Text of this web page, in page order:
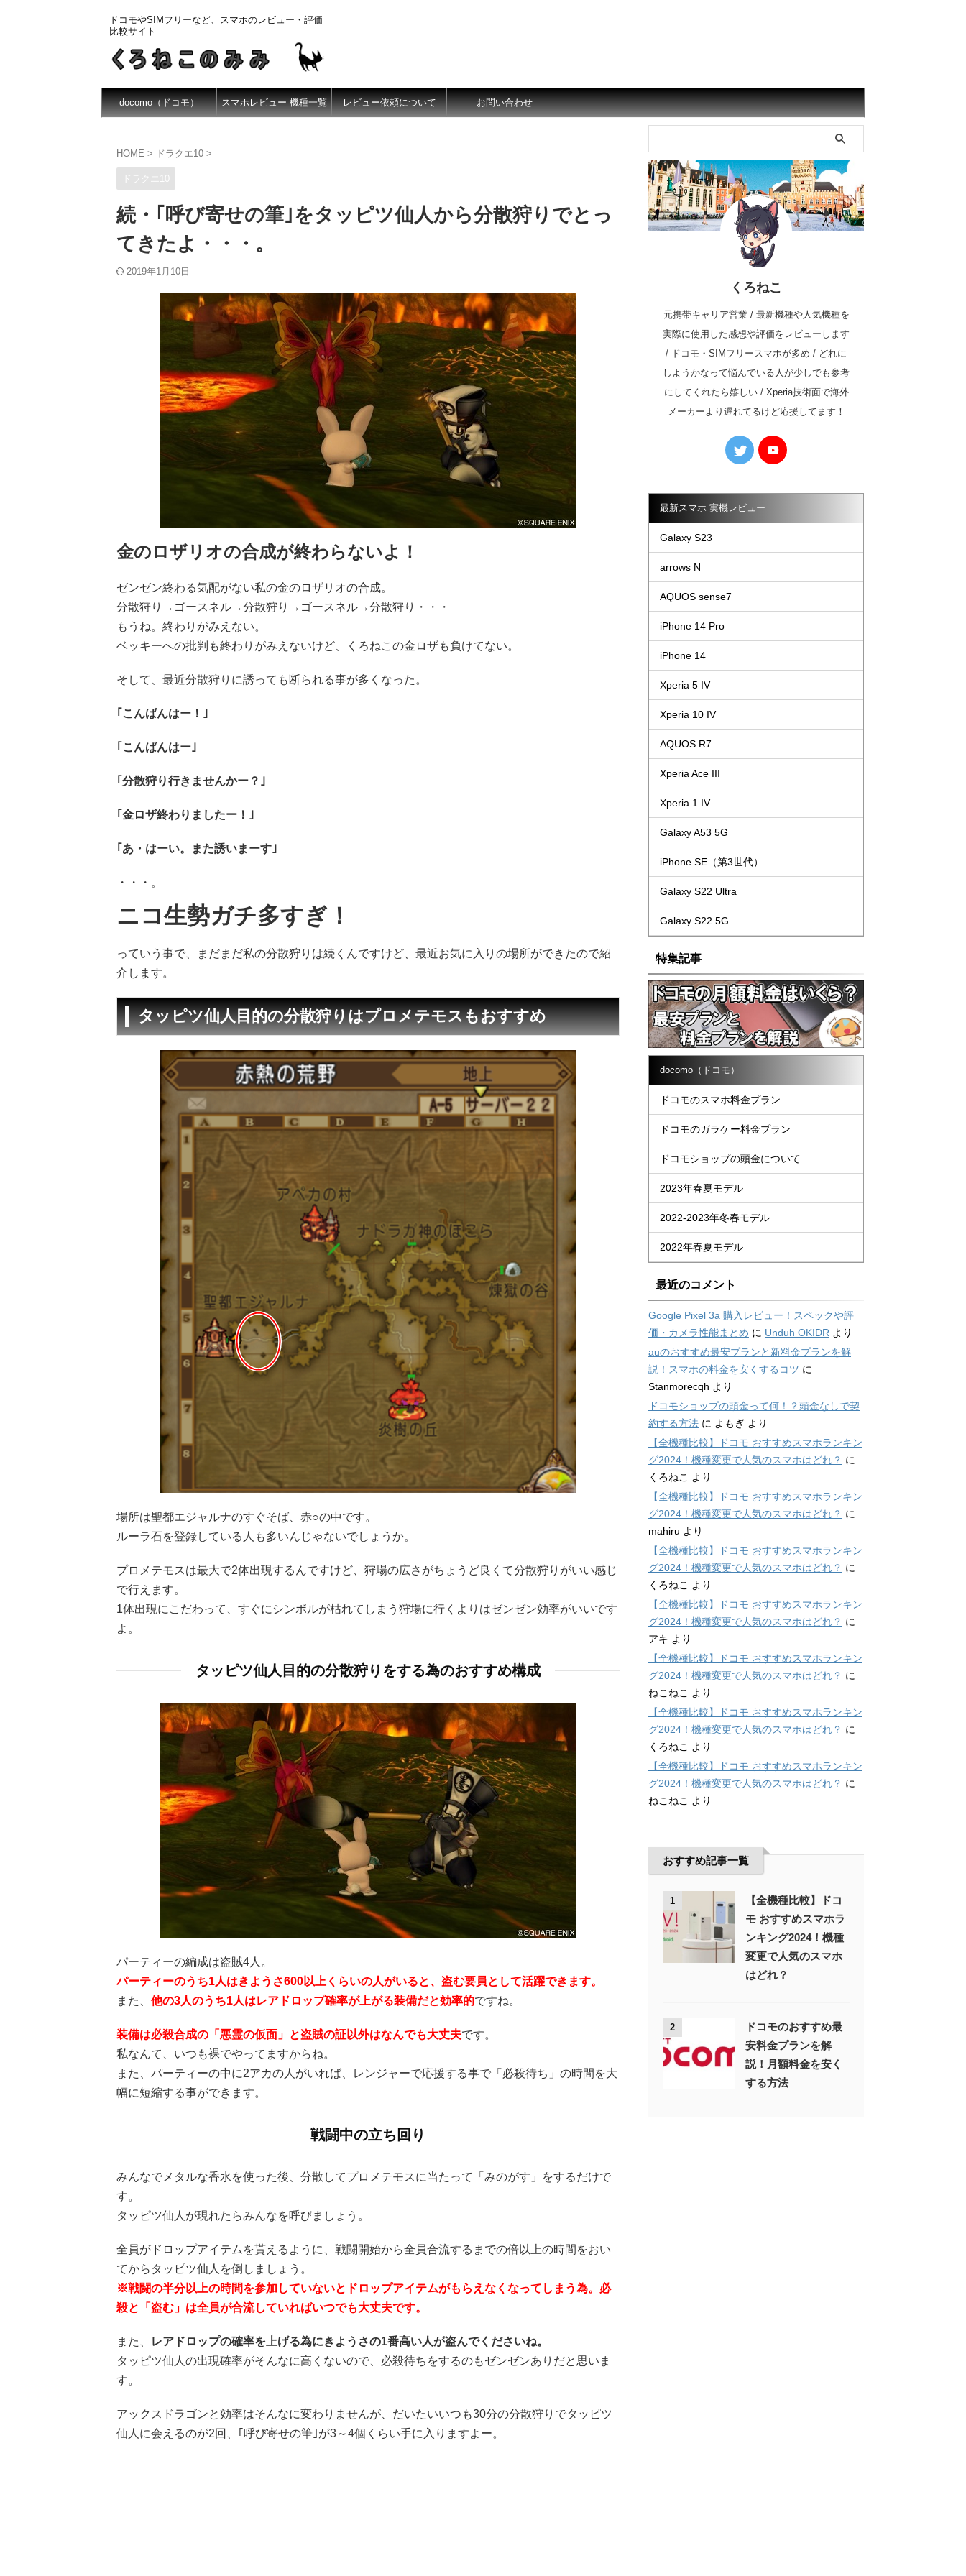
ドコモやSIMフリーなど、スマホのレビュー・評価
比較サイト
docomo（ドコモ） スマホレビュー 機種一覧 レビュー依頼について お問い合わせ
HOME > ドラクエ10 >
ドラクエ10
続・｢呼び寄せの筆｣をタッピツ仙人から分散狩りでとっ
てきたよ・・・。
2019年1月10日
金のロザリオの合成が終わらないよ！
ゼンゼン終わる気配がない私の金のロザリオの合成。
分散狩り→ゴースネル→分散狩り→ゴースネル→分散狩り・・・
もうね。終わりがみえない。
ベッキーへの批判も終わりがみえないけど、くろねこの金ロザも負けてない。
そして、最近分散狩りに誘っても断られる事が多くなった。
｢こんばんはー！｣
｢こんばんはー｣
｢分散狩り行きませんかー？｣
｢金ロザ終わりましたー！｣
｢あ・はーい。また誘いまーす｣
・・・。
ニコ生勢ガチ多すぎ！
っていう事で、まだまだ私の分散狩りは続くんですけど、最近お気に入りの場所ができたので紹
介します。
タッピツ仙人目的の分散狩りはプロメテモスもおすすめ
場所は聖都エジャルナのすぐそば、赤○の中です。
ルーラ石を登録している人も多いんじゃないでしょうか。
プロメテモスは最大で2体出現するんですけど、狩場の広さがちょうど良くて分散狩りがいい感じ
で行えます。
1体出現にこだわって、すぐにシンボルが枯れてしまう狩場に行くよりはゼンゼン効率がいいです
よ。
タッピツ仙人目的の分散狩りをする為のおすすめ構成
パーティーの編成は盗賊4人。
パーティーのうち1人はきようさ600以上くらいの人がいると、盗む要員として活躍できます。
また、 他の3人のうち1人はレアドロップ確率が上がる装備だと効率的ですね。
装備は必殺合成の「悪霊の仮面」と盗賊の証以外はなんでも大丈夫です。
私なんて、いつも裸でやってますからね。
また、パーティーの中に2アカの人がいれば、レンジャーで応援する事で「必殺待ち」の時間を大
幅に短縮する事ができます。
戦闘中の立ち回り
みんなでメタルな香水を使った後、分散してプロメテモスに当たって「みのがす」をするだけで
す。
タッピツ仙人が現れたらみんなを呼びましょう。
全員がドロップアイテムを貰えるように、戦闘開始から全員合流するまでの倍以上の時間をおい
てからタッピツ仙人を倒しましょう。
※戦闘の半分以上の時間を参加していないとドロップアイテムがもらえなくなってしまう為。必
殺と「盗む」は全員が合流していればいつでも大丈夫です。
また、
レアドロップの確率を上げる為にきようさの1番高い人が盗んでくださいね。
タッピツ仙人の出現確率がそんなに高くないので、必殺待ちをするのもゼンゼンありだと思いま
す。
アックスドラゴンと効率はそんなに変わりませんが、だいたいいつも30分の分散狩りでタッピツ
仙人に会えるのが2回、｢呼び寄せの筆｣が3～4個くらい手に入りますよー。
くろねこ
元携帯キャリア営業 / 最新機種や人気機種を
実際に使用した感想や評価をレビューします
/ ドコモ・SIMフリースマホが多め / どれに
しようかなって悩んでいる人が少しでも参考
にしてくれたら嬉しい / Xperia技術面で海外
メーカーより遅れてるけど応援してます！
最新スマホ 実機レビュー
Galaxy S23
arrows N
AQUOS sense7
iPhone 14 Pro
iPhone 14
Xperia 5 IV
Xperia 10 IV
AQUOS R7
Xperia Ace III
Xperia 1 IV
Galaxy A53 5G
iPhone SE（第3世代）
Galaxy S22 Ultra
Galaxy S22 5G
特集記事
docomo（ドコモ）
ドコモのスマホ料金プラン
ドコモのガラケー料金プラン
ドコモショップの頭金について
2023年春夏モデル
2022-2023年冬春モデル
2022年春夏モデル
最近のコメント
Google Pixel 3a 購入レビュー！スペックや評
価・カメラ性能まとめ に Unduh OKIDR より
auのおすすめ最安プランと新料金プランを解
説！スマホの料金を安くするコツ に
Stanmorecqh より
ドコモショップの頭金って何！？頭金なしで契
約する方法 に よもぎ より
【全機種比較】ドコモ おすすめスマホランキン
グ2024！機種変更で人気のスマホはどれ？ に
くろねこ
より
【全機種比較】ドコモ おすすめスマホランキン
グ2024！機種変更で人気のスマホはどれ？ に
mahiru より
【全機種比較】ドコモ おすすめスマホランキン
グ2024！機種変更で人気のスマホはどれ？ に
くろねこ
より
【全機種比較】ドコモ おすすめスマホランキン
グ2024！機種変更で人気のスマホはどれ？ に
アキ より
【全機種比較】ドコモ おすすめスマホランキン
グ2024！機種変更で人気のスマホはどれ？ に
ねこねこ
より
【全機種比較】ドコモ おすすめスマホランキン
グ2024！機種変更で人気のスマホはどれ？ に
くろねこ
より
【全機種比較】ドコモ おすすめスマホランキン
グ2024！機種変更で人気のスマホはどれ？ に
ねこねこ
より
おすすめ記事一覧
1
【全機種比較】ドコ
モ おすすめスマホラ
ンキング2024！機種
変更で人気のスマホ
はどれ？
2
ドコモのおすすめ最
安料金プランを解
説！月額料金を安く
する方法